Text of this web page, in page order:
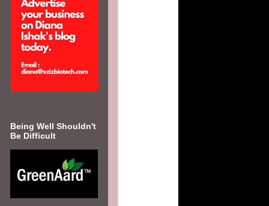
Being Well Shouldn't
Be Difficult